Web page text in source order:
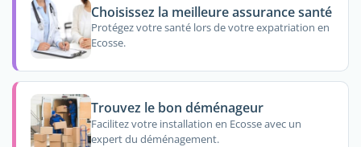
Choisissez la meilleure assurance santé
Protégez votre santé lors de votre expatriation en
Ecosse.
Trouvez le bon déménageur
Facilitez votre installation en Ecosse avec un
expert du déménagement.